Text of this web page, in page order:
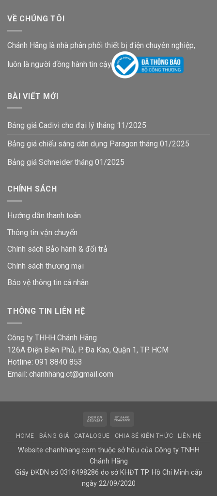
VỀ CHÚNG TÔI
Chánh Hãng là nhà phân phối thiết bị điện chuyên nghiệp,
luôn là người đồng hành tin cậy
BÀI VIẾT MỚI
Bảng giá Cadivi cho đại lý tháng 11/2025
Bảng giá chiếu sáng dân dụng Paragon tháng 01/2025
Bảng giá Schneider tháng 01/2025
CHÍNH SÁCH
Hướng dẫn thanh toán
Thông tin vận chuyển
Chính sách Bảo hành & đổi trả
Chính sách thương mại
Bảo vệ thông tin cá nhân
THÔNG TIN LIÊN HỆ
Công ty THHH Chánh Hãng
126A Điện Biên Phủ, P. Đa Kao, Quận 1, TP. HCM
Hotline: 091 8840 853
Email: chanhhang.ct@gmail.com
Cash
Delivery
HOME BẢNG GIÁ CATALOGUE CHIA SẺ KIẾN THỨC LIÊN HỆ
Website chanhhang.com thuộc sở hữu của Công ty TNHH
Chánh Hãng
Giấy ĐKDN số 0316498286 do sở KHĐT TP. Hồ Chí Minh cấp
ngày 22/09/2020